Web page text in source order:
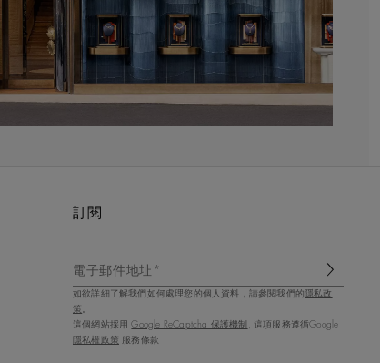
訂閱
電子郵件地址*
如欲詳細了解我們如何處理您的個人資料，請參閱我們的 隱私政
策 。
這個網站採用Google ReCaptcha 保護機制 , 這項服務遵循Google
隱私權政策 服務條款